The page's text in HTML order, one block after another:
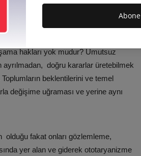
Abone
ediyor? Bu kaoslar, huzursuzluklar
, laik, demokratik ve uygar bir
hakları yok mudur? Umutsuz
ayrılmadan, doğru kararlar üretebilmek
beklentilerini ve temel
değişime uğraması ve yerine aynı
olduğu fakat onları gözlemleme,
yer alan ve giderek ototaryanizme